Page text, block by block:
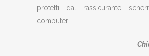
protetti dal rassicurante
computer.